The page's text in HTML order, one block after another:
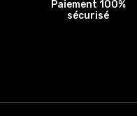
Paiement 100%
sécurisé